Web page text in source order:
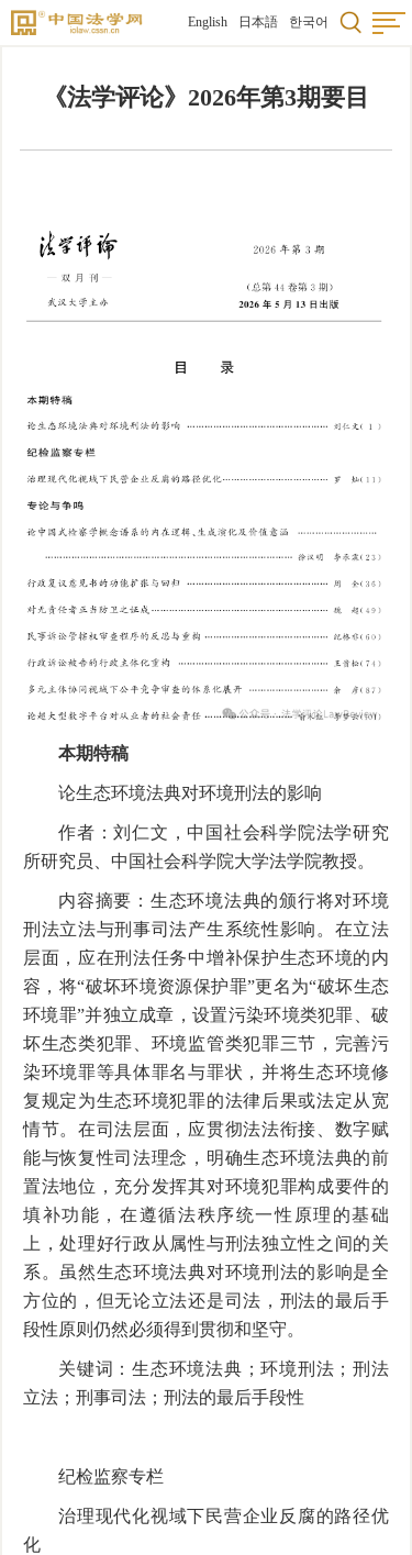
English 日本語 한국어
《法学评论》2026年第3期要目
本期特稿
论生态环境法典对环境刑法的影响
作者：刘仁文，中国社会科学院法学研究
所研究员、中国社会科学院大学法学院教授。
内容摘要：生态环境法典的颁行将对环境
刑法立法与刑事司法产生系统性影响。在立法
层面，应在刑法任务中增补保护生态环境的内
容，将“破坏环境资源保护罪”更名为“破坏生态
环境罪”并独立成章，设置污染环境类犯罪、破
坏生态类犯罪、环境监管类犯罪三节，完善污
染环境罪等具体罪名与罪状，并将生态环境修
复规定为生态环境犯罪的法律后果或法定从宽
情节。在司法层面，应贯彻法法衔接、数字赋
能与恢复性司法理念，明确生态环境法典的前
置法地位，充分发挥其对环境犯罪构成要件的
填补功能，在遵循法秩序统一性原理的基础
上，处理好行政从属性与刑法独立性之间的关
系。虽然生态环境法典对环境刑法的影响是全
方位的，但无论立法还是司法，刑法的最后手
段性原则仍然必须得到贯彻和坚守。
关键词：生态环境法典；环境刑法；刑法
立法；刑事司法；刑法的最后手段性
纪检监察专栏
治理现代化视域下民营企业反腐的路径优
化